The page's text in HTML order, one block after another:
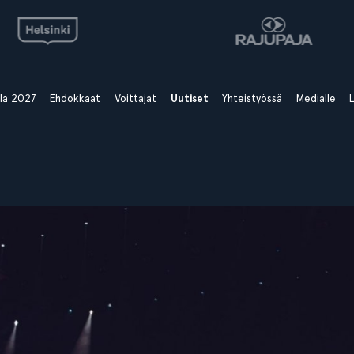
2027 Ehdokkaat Voittajat Uutiset Yhteistyössä Medialle